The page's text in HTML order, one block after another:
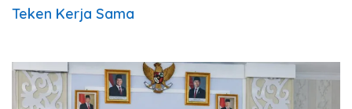
Teken Kerja Sama